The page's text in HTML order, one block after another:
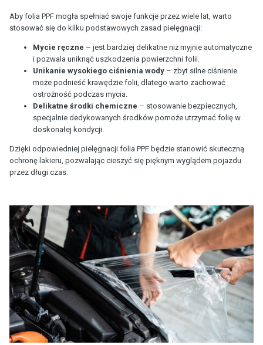
Aby folia PPF mogła spełniać swoje funkcje przez wiele lat, warto
stosować się do kilku podstawowych zasad pielęgnacji:
Mycie ręczne – jest bardziej delikatne niż myjnie automatyczne
i pozwala uniknąć uszkodzenia powierzchni folii.
Unikanie wysokiego ciśnienia wody – zbyt silne ciśnienie
może podnieść krawędzie folii, dlatego warto zachować
ostrożność podczas mycia.
Delikatne środki chemiczne – stosowanie bezpiecznych,
specjalnie dedykowanych środków pomoże utrzymać folię w
doskonałej kondycji.
Dzięki odpowiedniej pielęgnacji folia PPF będzie stanowić skuteczną
ochronę lakieru, pozwalając cieszyć się pięknym wyglądem pojazdu
przez długi czas.